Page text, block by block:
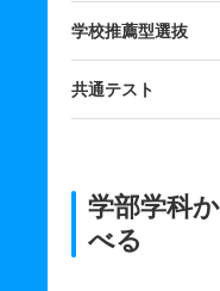
学校推薦型選抜
共通テスト
学部学科
べる